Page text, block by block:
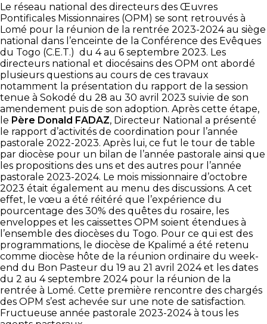
Le réseau national des directeurs des Œuvres
Pontificales Missionnaires (OPM) se sont retrouvés à
Lomé pour la réunion de la rentrée 2023-2024 au siège
national dans l’enceinte de la Conférence des Evêques
du Togo (C.E.T.) du 4 au 6 septembre 2023. Les
directeurs national et diocésains des OPM ont abordé
plusieurs questions au cours de ces travaux
notamment la présentation du rapport de la session
tenue à Sokodé du 28 au 30 avril 2023 suivie de son
amendement puis de son adoption. Après cette étape,
le Père Donald FADAZ, Directeur National a présenté
le rapport d’activités de coordination pour l’année
pastorale 2022-2023. Après lui, ce fut le tour de table
par diocèse pour un bilan de l’année pastorale ainsi que
les propositions des uns et des autres pour l’année
pastorale 2023-2024. Le mois missionnaire d’octobre
2023 était également au menu des discussions. A cet
effet, le vœu a été réitéré que l’expérience du
pourcentage des 30% des quêtes du rosaire, les
enveloppes et les caissettes OPM soient étendues à
l’ensemble des diocèses du Togo. Pour ce qui est des
programmations, le diocèse de Kpalimé a été retenu
comme diocèse hôte de la réunion ordinaire du week-
end du Bon Pasteur du 19 au 21 avril 2024 et les dates
du 2 au 4 septembre 2024 pour la réunion de la
rentrée à Lomé. Cette première rencontre des chargés
des OPM s’est achevée sur une note de satisfaction.
Fructueuse année pastorale 2023-2024 à tous les